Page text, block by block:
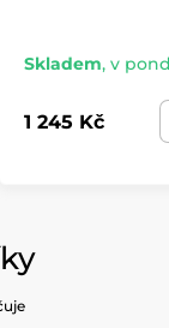
Skladem, v
1 245 Kč